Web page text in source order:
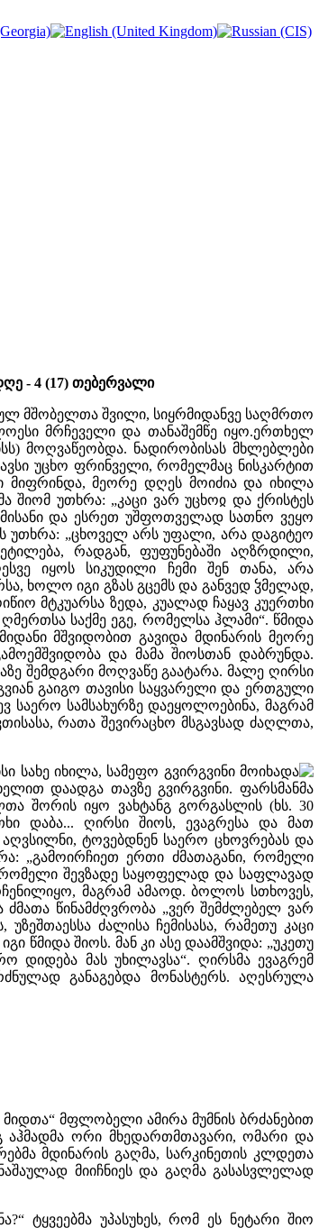
- 4 (17) თებერვალი
მშობელთა შვილი, სიყრმიდანვე საღმრთო
მრჩეველი და თანაშემწე იყო.ერთხელ
მოღვაწეობდა. ნადირობისას მხლებლები
უცხო ფრინველი, რომელმაც ნისკარტით
მიფრინდა, მეორე დღეს მოიძია და იხილა
შიომ უთხრა: „კაცი ვარ უცხოჲ და ქრისტეს
და ესრეთ უშფოთველად სათნო ვეყო
უთხრა: „ცხოველ არს უფალი, არა დაგიტეო
რადგან, ფუფუნებაში აღზრდილი,
იყოს სიკუდილი ჩემი შენ თანა, არა
ხოლო იგი გზას გცემს და განვედ ჴმელად,
მტკუარსა ზედა, კუალად ჩაყავ კუერთხი
საქმე ეგე, რომელსა ჰლამი“. წმიდა
მშვიდობით გავიდა მდინარის მეორე
და მამა შიოსთან დაბრუნდა.
შემდგარი მოღვაწე გაატარა. მალე ღირსი
გაიგო თავისი საყვარელი და ერთგული
საერო სამსახურზე დაეყოლოებინა, მაგრამ
რათა შევირაცხო მსგავსად ძაღლთა,
სახე იხილა, სამეფო გვირგვინი მოიხადა
დაადგა თავზე გვირგვინი. ფარსმანმა
შორის იყო ვახტანგ გორგასლის (ხს. 30
დაბა... ღირსი შიოს, ევაგრესა და მათ
ტოვებდნენ საერო ცხოვრებას და
„გამოირჩიეთ ერთი ძმათაგანი, რომელი
რომელი შევზადე საყოფელად და საფლავად
მაგრამ ამაოდ. ბოლოს სთხოვეს,
ძმათა წინამძღვრობა „ვერ შემძლებელ ვარ
ძალისა ჩემისასა, რამეთუ კაცი
წმიდა შიოს. მან კი ასე დაამშვიდა: „უკეთუ
დიდება მას უხილავსა“. ღირსმა ევაგრემ
განაგებდა მონასტერს. აღესრულა
მფლობელი ამირა მუმნის ბრძანებით
აჰმადმა ორი მხედართმთავარი, ომარი და
მდინარის გაღმა, სარკინეთის კლდეთა
მიიჩნიეს და გაღმა გასასვლელად
ტყვეებმა უპასუხეს, რომ ეს ნეტარი შიო